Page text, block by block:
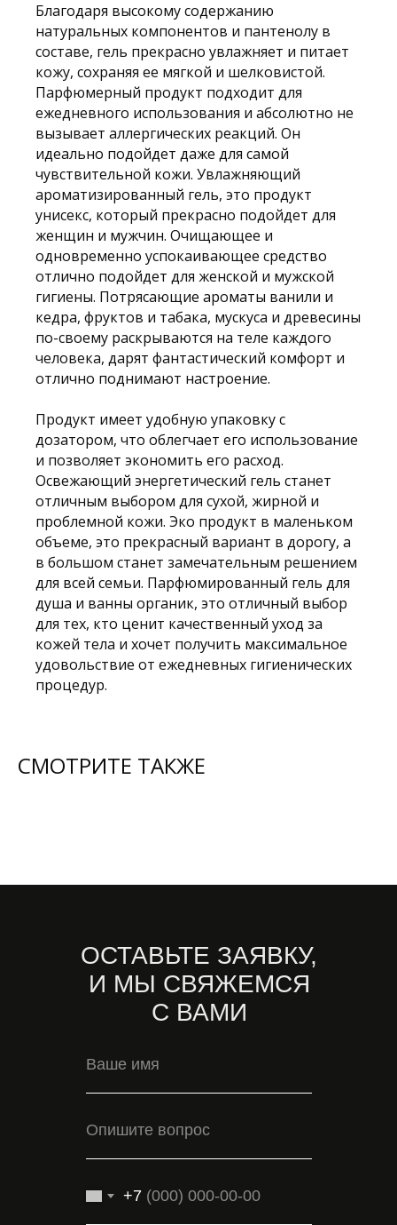
Благодаря высокому содержанию
натуральных компонентов и пантенолу в
составе, гель прекрасно увлажняет и питает
кожу, сохраняя ее мягкой и шелковистой.
Парфюмерный продукт подходит для
ежедневного использования и абсолютно не
вызывает аллергических реакций. Он
идеально подойдет даже для самой
чувствительной кожи. Увлажняющий
ароматизированный гель, это продукт
унисекс, который прекрасно подойдет для
женщин и мужчин. Очищающее и
одновременно успокаивающее средство
отлично подойдет для женской и мужской
гигиены. Потрясающие ароматы ванили и
кедра, фруктов и табака, мускуса и древесины
по-своему раскрываются на теле каждого
человека, дарят фантастический комфорт и
отлично поднимают настроение.
Продукт имеет удобную упаковку с
дозатором, что облегчает его использование
и позволяет экономить его расход.
Освежающий энергетический гель станет
отличным выбором для сухой, жирной и
проблемной кожи. Эко продукт в маленьком
объеме, это прекрасный вариант в дорогу, а
в большом станет замечательным решением
для всей семьи. Парфюмированный гель для
душа и ванны органик, это отличный выбор
для тех, кто ценит качественный уход за
кожей тела и хочет получить максимальное
удовольствие от ежедневных гигиенических
процедур.
СМОТРИТЕ ТАКЖЕ
ОСТАВЬТЕ ЗАЯВКУ,
И МЫ СВЯЖЕМСЯ
С ВАМИ
+7